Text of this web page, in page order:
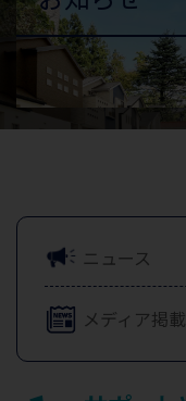
ニュース
メディア掲載